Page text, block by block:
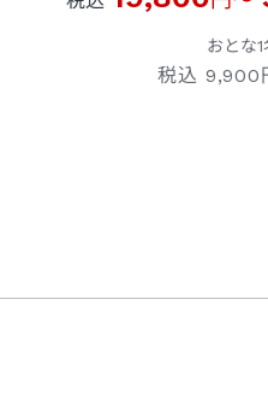
おとな
税込 9,900